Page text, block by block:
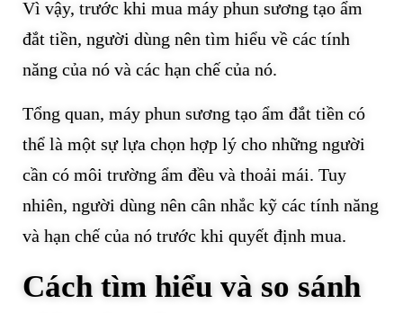
Vì vậy, trước khi mua máy phun sương tạo ẩm
đắt tiền, người dùng nên tìm hiểu về các tính
năng của nó và các hạn chế của nó.
Tổng quan, máy phun sương tạo ẩm đắt tiền có
thể là một sự lựa chọn hợp lý cho những người
cần có môi trường ẩm đều và thoải mái. Tuy
nhiên, người dùng nên cân nhắc kỹ các tính năng
và hạn chế của nó trước khi quyết định mua.
Cách tìm hiểu và so sánh